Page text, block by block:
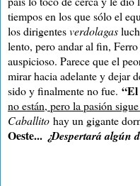
tiempos en los que sólo el
los dirigentesverdolagas
lento, pero andar al fin,
auspicioso. Parece que el
mirar hacia adelante y dejar
sido y finalmente no fue.
no están, pero la pasión
Caballito hay un gigante
Oeste... ¿Despertará algún